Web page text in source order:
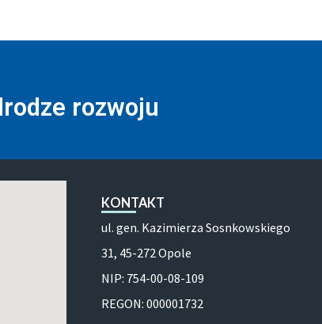
rozwoju
KONTAKT
ul. gen. Kazimierza Sosnkowskiego
31, 45-272 Opole
NIP: 754-00-08-109
REGON: 000001732